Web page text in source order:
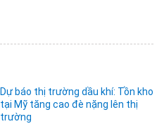
Dự báo thị trường dầu khí: Tồn kho
tại Mỹ tăng cao đè nặng lên thị
trường